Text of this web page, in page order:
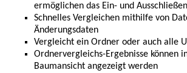
ermöglichen das Ein- und
Schnelles Vergleichen mithilfe von
Änderungsdaten
Vergleicht ein Ordner oder auch alle
Ordnervergleichs-Ergebnisse können
Baumansicht angezeigt werden